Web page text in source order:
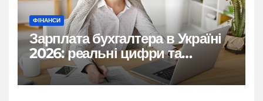
ФІНАНСИ
Зарплата бухгалтера в Україні
2026: реальні цифри та
нюанси